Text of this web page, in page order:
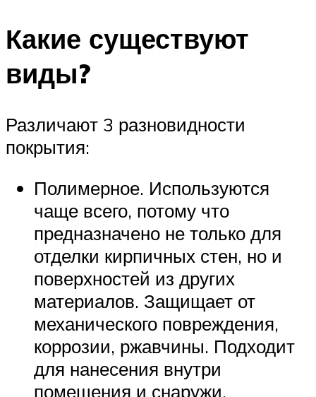
Какие существуют
виды?
Различают 3 разновидности
покрытия:
Полимерное. Используются
чаще всего, потому что
предназначено не только для
отделки кирпичных стен, но и
поверхностей из других
материалов. Защищает от
механического повреждения,
коррозии, ржавчины. Подходит
для нанесения внутри
помещения и снаружи.